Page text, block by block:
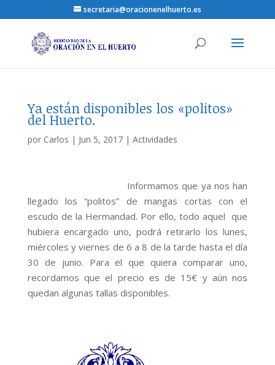
secretaria@oracionenelhuerto.es
Ya están disponibles los «politos»
del Huerto.
por Carlos | Jun 5, 2017| Actividades
Informamos que ya nos han
llegado los “politos” de mangas cortas con el
escudo de la Hermandad. Por ello, todo aquel que
hubiera encargado uno, podrá retirarlo los lunes,
miércoles y viernes de 6 a 8 de la tarde hasta el día
30 de junio. Para el que quiera comparar uno,
recordamos que el precio es de 15€ y aún nos
quedan algunas tallas disponibles.